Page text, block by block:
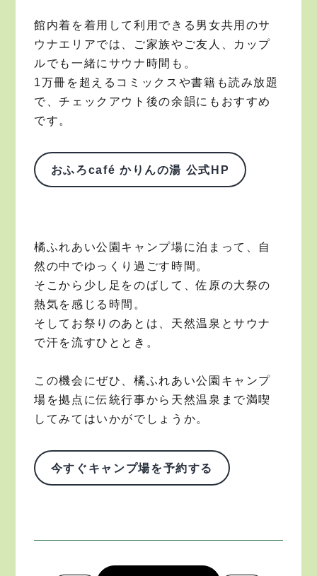
館内着を着用して利用できる男女共用のサ
ウナエリアでは、ご家族やご友人、カップ
ルでも一緒にサウナ時間も。
1万冊を超えるコミックスや書籍も読み放題
で、チェックアウト後の余韻にもおすすめ
です。
おふろcafé かりんの湯 公式HP
橘ふれあい公園キャンプ場に泊まって、自
然の中でゆっくり過ごす時間。
そこから少し足をのばして、佐原の大祭の
熱気を感じる時間。
そしてお祭りのあとは、天然温泉とサウナ
で汗を流すひととき。
この機会にぜひ、橘ふれあい公園キャンプ
場を拠点に伝統行事から天然温泉まで満喫
してみてはいかがでしょうか。
今すぐキャンプ場を予約する